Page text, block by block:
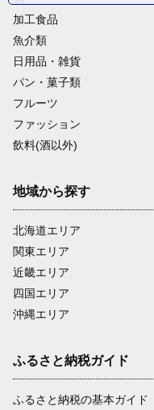
加工食品
魚介類
日用品・雑貨
パン・菓子類
フルーツ
ファッション
飲料(酒以外)
地域から探す
北海道エリア
関東エリア
近畿エリア
四国エリア
沖縄エリア
ふるさと納税ガイド
ふるさと納税の基本ガイド